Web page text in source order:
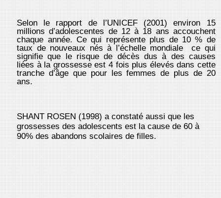
Selon le rapport de l’UNICEF (2001) environ 15
millions d’adolescentes de 12 à 18 ans accouchent
chaque année. Ce qui représente plus de 10 % de
taux de nouveaux nés à l’échelle mondiale ce qui
signifie que le risque de décès dus à des causes
liées à la grossesse est 4 fois plus élevés dans cette
tranche d’âge que pour les femmes de plus de 20
ans.
SHANT ROSEN (1998) a constaté aussi que les
grossesses des adolescents est la cause de 60 à
90% des abandons scolaires de filles.